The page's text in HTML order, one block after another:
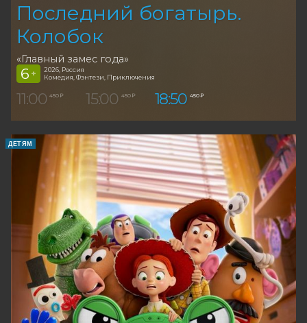
Последний богатырь.
Колобок
«Главный замес года»
6 +
2026, Россия
Комедия, Фэнтези, Приключения
11:00 450 ₽ 15:00 450 ₽ 18:50 450 ₽
ДЕТЯМ